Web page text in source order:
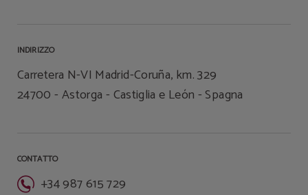
INDIRIZZO
Carretera N-VI Madrid-Coruña, km. 329
24700 Astorga Castiglia e León Spagna
CONTATTO
+34 987 615 729